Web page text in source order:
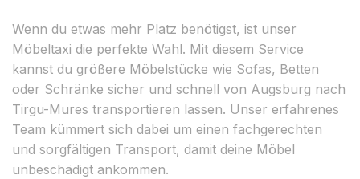
Wenn du etwas mehr Platz benötigst, ist unser
Möbeltaxi die perfekte Wahl. Mit diesem Service
kannst du größere Möbelstücke wie Sofas, Betten
oder Schränke sicher und schnell von Augsburg nach
Tirgu-Mures transportieren lassen. Unser erfahrenes
Team kümmert sich dabei um einen fachgerechten
und sorgfältigen Transport, damit deine Möbel
unbeschädigt ankommen.